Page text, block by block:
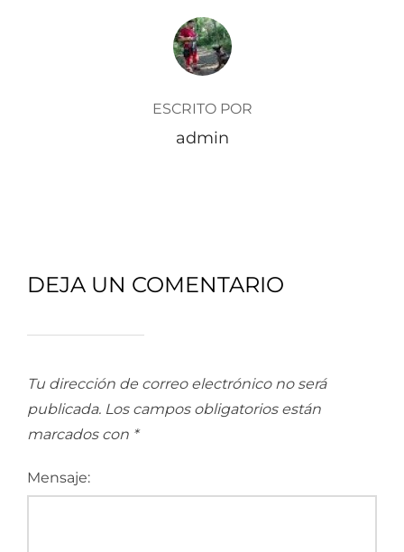
AUTOR DE LA ENTRADA
ESCRITO POR
admin
DEJA UN COMENTARIO
Tu dirección de correo electrónico no será
publicada. Los campos obligatorios están
marcados con *
Mensaje: